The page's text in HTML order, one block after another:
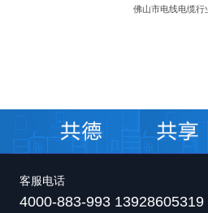
佛山市电线电缆行
客服电话
4000-883-993 13928605319